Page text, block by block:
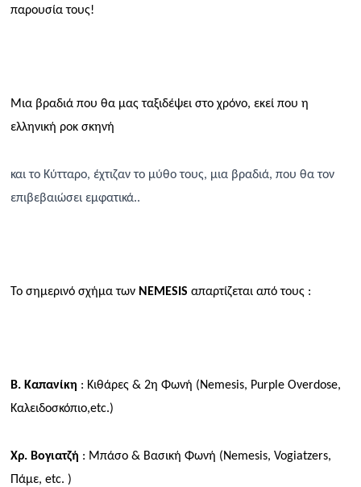
παρουσία τους!
Μια βραδιά που θα μας ταξιδέψει στο χρόνο, εκεί που η
ελληνική ροκ σκηνή
και το Κύτταρο, έχτιζαν το μύθο τους, μια βραδιά, που θα τον
επιβεβαιώσει εμφατικά..
Το σημερινό σχήμα των NEMESIS απαρτίζεται από τους :
Β. Καπανίκη : Κιθάρες & 2η Φωνή (Nemesis, Purple Overdose,
Καλειδοσκόπιο,etc.)
Χρ. Βογιατζή : Μπάσο & Βασική Φωνή (Nemesis, Vogiatzers,
Πάμε, etc. )